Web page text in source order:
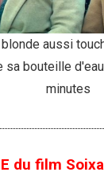
aussi
sa bouteille
minutes
du film